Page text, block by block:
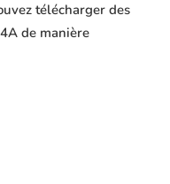
télécharger des
de manière